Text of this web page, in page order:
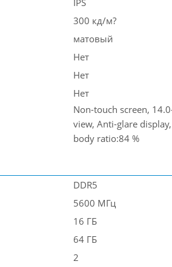
300 кд/м?
матовый
Нет
Нет
Нет
Non-touch screen,
view, Anti-glare
body ratio:84 %
DDR5
5600 МГц
16 ГБ
64 ГБ
2